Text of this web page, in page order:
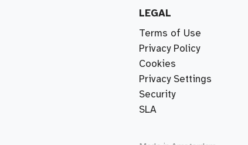
LEGAL
Terms of Use
Privacy Policy
Cookies
Privacy Settings
Security
SLA